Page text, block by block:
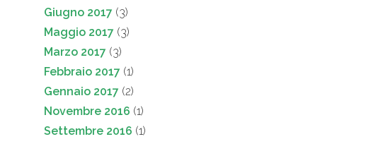
Giugno 2017 (3)
Maggio 2017 (3)
Marzo 2017 (3)
Febbraio 2017 (1)
Gennaio 2017 (2)
Novembre 2016 (1)
Settembre 2016 (1)